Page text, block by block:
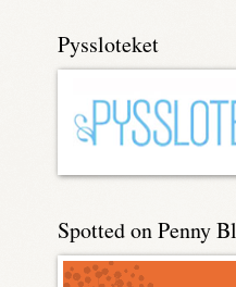
Pyssloteket
Spotted on Penny